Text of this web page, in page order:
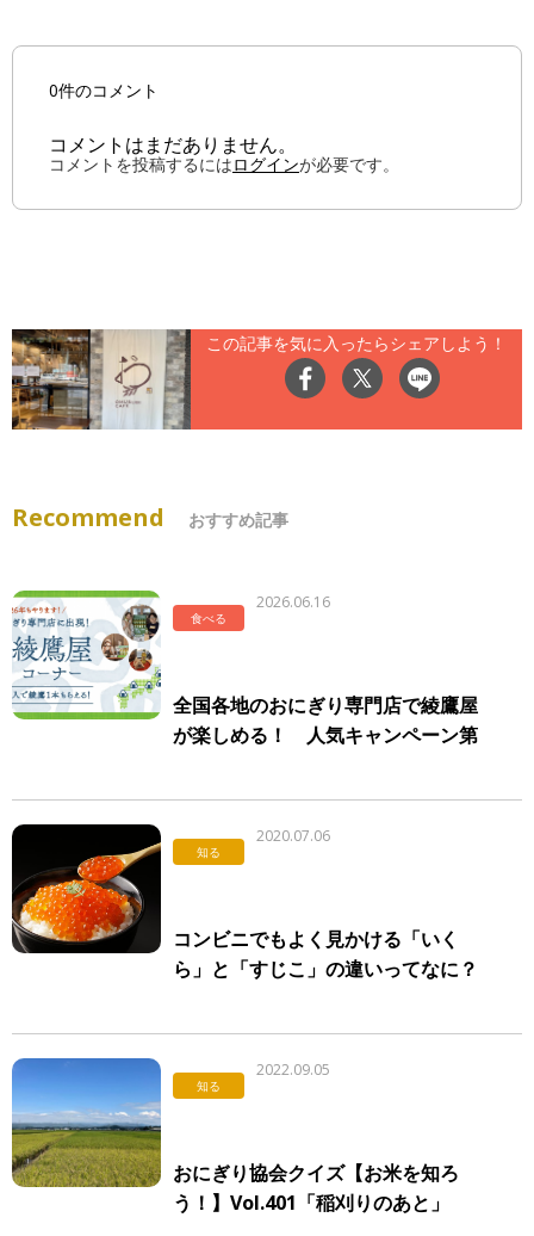
0件のコメント
コメントはまだありません。
コメントを投稿するにはログインが必要です。
この記事を気に入ったらシェアしよう！
Recommend おすすめ記事
食べる
2026.06.16
全国各地のおにぎり専門店で綾鷹屋
が楽しめる！ 人気キャンペーン第
知る
2020.07.06
コンビニでもよく見かける「いく
ら」と「すじこ」の違いってなに？
知る
2022.09.05
おにぎり協会クイズ【お米を知ろ
う！】Vol.401「稲刈りのあと」